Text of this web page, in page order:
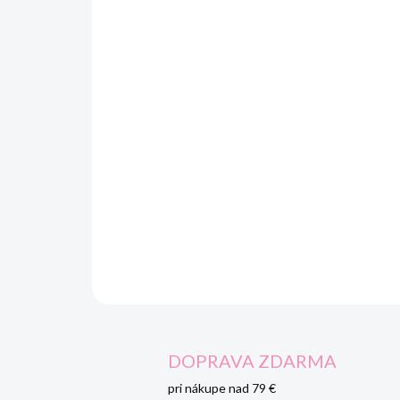
DOPRAVA ZDARMA
pri nákupe nad 79 €